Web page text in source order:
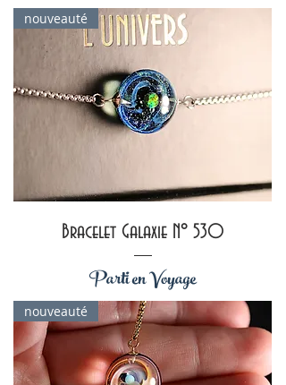
nouveauté
Bracelet Galaxie N° 530
Parti en Voyage
nouveauté